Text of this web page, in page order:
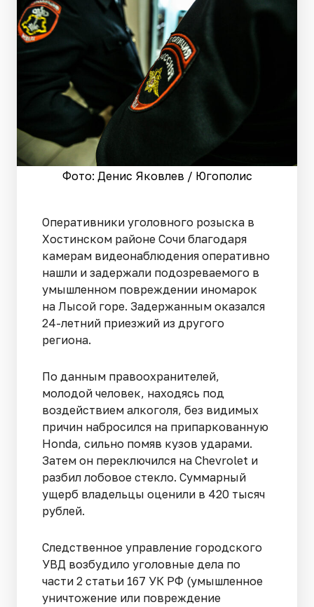
Фото: Денис Яковлев / Югополис
Оперативники уголовного розыска в
Хостинском районе Сочи благодаря
камерам видеонаблюдения оперативно
нашли и задержали подозреваемого в
умышленном повреждении иномарок
на Лысой горе. Задержанным оказался
24-летний приезжий из другого
региона.
По данным правоохранителей,
молодой человек, находясь под
воздействием алкоголя, без видимых
причин набросился на припаркованную
Honda, сильно помяв кузов ударами.
Затем он переключился на Chevrolet и
разбил лобовое стекло. Суммарный
ущерб владельцы оценили в 420 тысяч
рублей.
Следственное управление городского
УВД возбудило уголовные дела по
части 2 статьи 167 УК РФ (умышленное
уничтожение или повреждение